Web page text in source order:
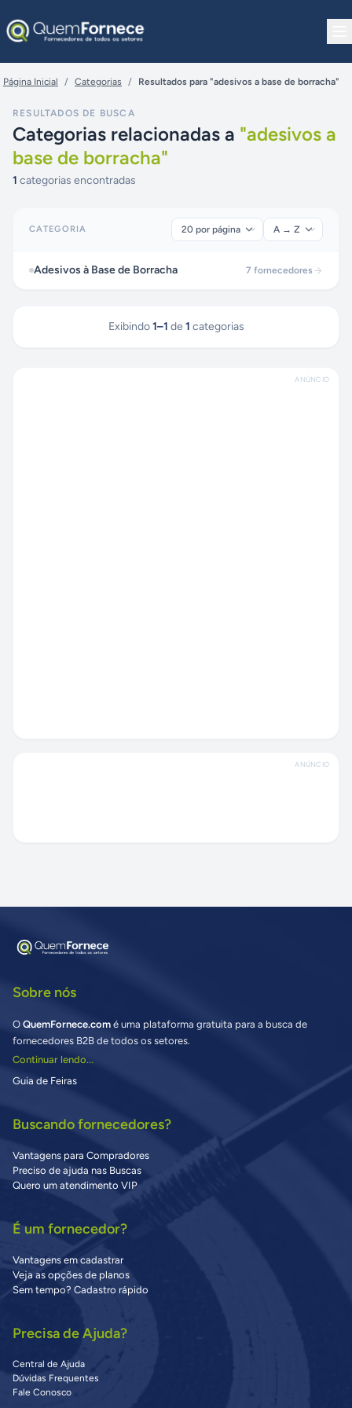
Página Inicial / Categorias / Resultados para "adesivos a base de borracha"
RESULTADOS DE BUSCA
Categorias relacionadas a "adesivos a
base de borracha"
1 categorias encontradas
CATEGORIA
Adesivos à Base de Borracha 7 fornecedores
Exibindo 1–1 de 1 categorias
ANÚNCIO
ANÚNCIO
Sobre nós
O QuemFornece.com é uma plataforma gratuita para a busca de
fornecedores B2B de todos os setores.
Continuar lendo...
Guia de Feiras
Buscando fornecedores?
Vantagens para Compradores
Preciso de ajuda nas Buscas
Quero um atendimento VIP
É um fornecedor?
Vantagens em cadastrar
Veja as opções de planos
Sem tempo? Cadastro rápido
Precisa de Ajuda?
Central de Ajuda
Dúvidas Frequentes
Fale Conosco